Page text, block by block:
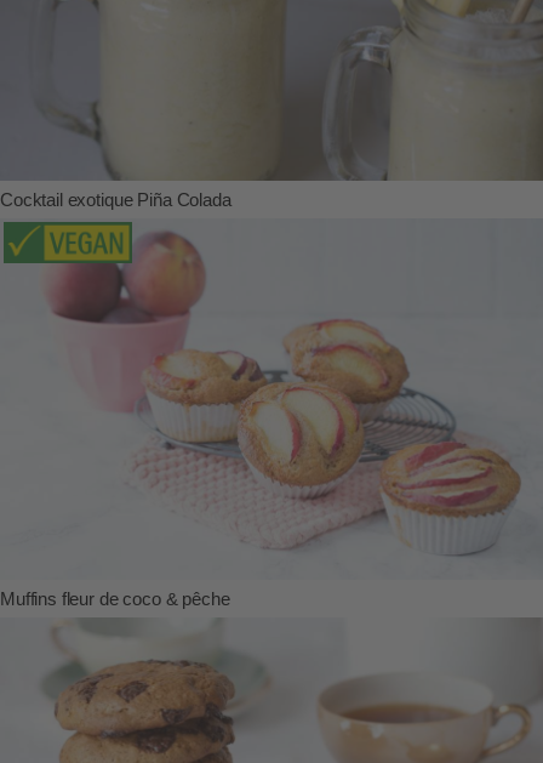
Cocktail exotique Piña Colada
Muffins fleur de coco & pêche